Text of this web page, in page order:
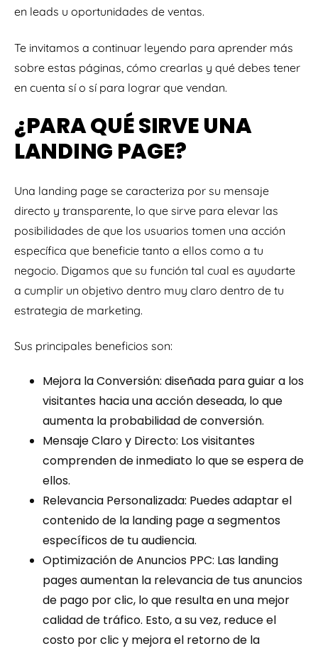
en leads u oportunidades de ventas.
Te invitamos a continuar leyendo para aprender más
sobre estas páginas, cómo crearlas y qué debes tener
en cuenta sí o sí para lograr que vendan.
¿PARA QUÉ SIRVE UNA
LANDING PAGE?
Una landing page se caracteriza por su mensaje
directo y transparente, lo que sirve para elevar las
posibilidades de que los usuarios tomen una acción
específica que beneficie tanto a ellos como a tu
negocio. Digamos que su función tal cual es ayudarte
a cumplir un objetivo dentro muy claro dentro de tu
estrategia de marketing.
Sus principales beneficios son:
Mejora la Conversión: diseñada para guiar a los
visitantes hacia una acción deseada, lo que
aumenta la probabilidad de conversión.
Mensaje Claro y Directo: Los visitantes
comprenden de inmediato lo que se espera de
ellos.
Relevancia Personalizada: Puedes adaptar el
contenido de la landing page a segmentos
específicos de tu audiencia.
Optimización de Anuncios PPC: Las landing
pages aumentan la relevancia de tus anuncios
de pago por clic, lo que resulta en una mejor
calidad de tráfico. Esto, a su vez, reduce el
costo por clic y mejora el retorno de la